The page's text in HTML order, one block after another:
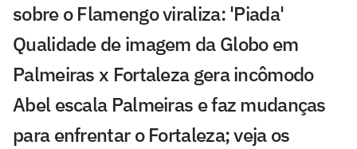
sobre o Flamengo viraliza: 'Piada'
Qualidade de imagem da Globo em
Palmeiras x Fortaleza gera incômodo
Abel escala Palmeiras e faz mudanças
para enfrentar o Fortaleza; veja os